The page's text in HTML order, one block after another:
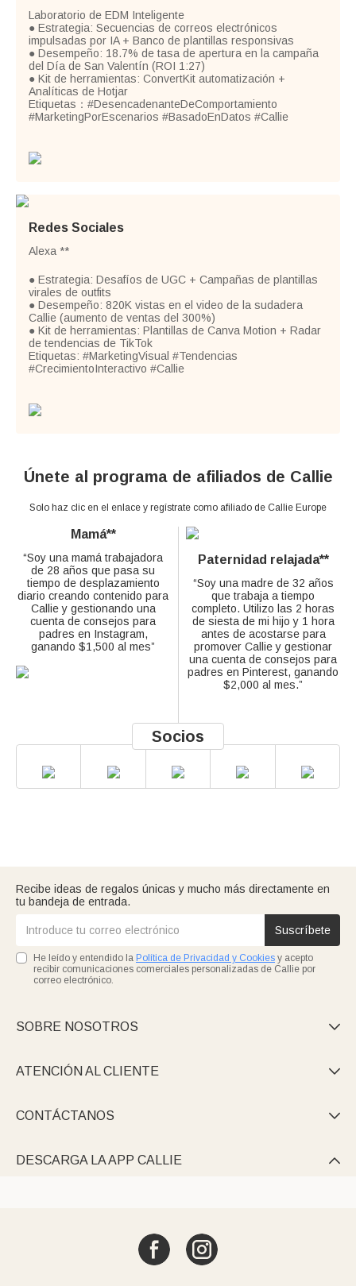
Laboratorio de EDM Inteligente
● Estrategia: Secuencias de correos electrónicos
impulsadas por IA + Banco de plantillas responsivas
● Desempeño: 18.7% de tasa de apertura en la campaña
del Día de San Valentín (ROI 1:27)
● Kit de herramientas: ConvertKit automatización +
Analíticas de Hotjar
Etiquetas：#DesencadenanteDeComportamiento
#MarketingPorEscenarios #BasadoEnDatos #Callie
Redes Sociales
Alexa **
● Estrategia: Desafíos de UGC + Campañas de plantillas
virales de outfits
● Desempeño: 820K vistas en el video de la sudadera
Callie (aumento de ventas del 300%)
● Kit de herramientas: Plantillas de Canva Motion + Radar
de tendencias de TikTok
Etiquetas: #MarketingVisual #Tendencias
#CrecimientoInteractivo #Callie
Únete al programa de afiliados de Callie
Solo haz clic en el enlace y regístrate como afiliado de Callie Europe
Mamá**
“Soy una mamá trabajadora
de 28 años que pasa su
tiempo de desplazamiento
diario creando contenido para
Callie y gestionando una
cuenta de consejos para
padres en Instagram,
ganando $1,500 al mes”
Paternidad relajada**
“Soy una madre de 32 años
que trabaja a tiempo
completo. Utilizo las 2 horas
de siesta de mi hijo y 1 hora
antes de acostarse para
promover Callie y gestionar
una cuenta de consejos para
padres en Pinterest, ganando
$2,000 al mes.”
Socios
Recibe ideas de regalos únicas y mucho más directamente en
tu bandeja de entrada.
Suscríbete
He leído y entendido la Política de Privacidad y Cookies y acepto
recibir comunicaciones comerciales personalizadas de Callie por
correo electrónico.
SOBRE NOSOTROS 
ATENCIÓN AL CLIENTE 
CONTÁCTANOS 
DESCARGA LA APP CALLIE 